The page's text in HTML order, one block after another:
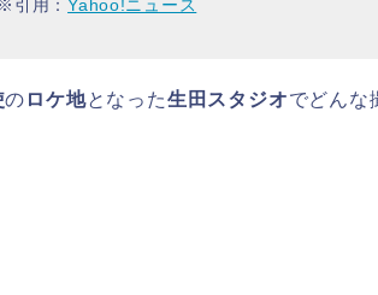
※引用：Yahoo!ニュース
の ロケ地となった生田スタジオでどんな